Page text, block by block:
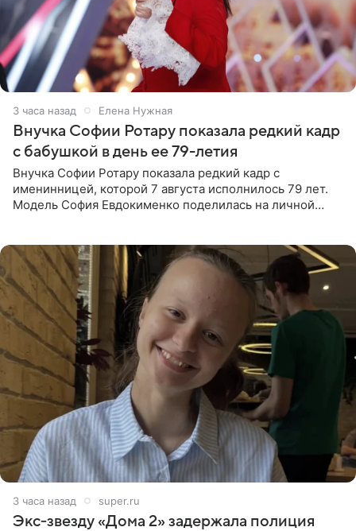
3 часа назад Елена Нужная
Внучка Софии Ротару показала редкий кадр
с бабушкой в день ее 79-летия
Внучка Софии Ротару показала редкий кадр с
именинницей, которой 7 августа исполнилось 79 лет.
Модель София Евдокименко поделилась на личной
3 часа назад super.ru
Экс‑звезду «Дома 2» задержала полиция